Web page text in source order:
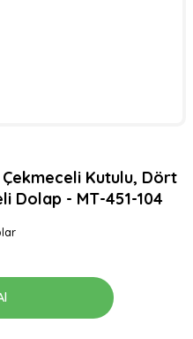
Kutulu, Dört
Dolap - MT-451-104